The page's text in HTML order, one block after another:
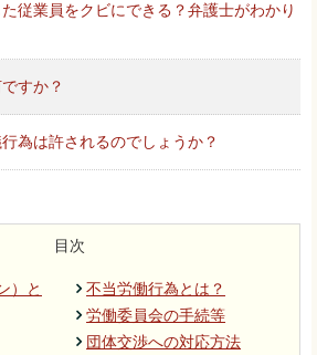
従業員をクビにできる？弁護士がわかり
すか？
為は許されるのでしょうか？
目次
）と
不当労働行為とは？
労働委員会の手続等
団体交渉への対応方法